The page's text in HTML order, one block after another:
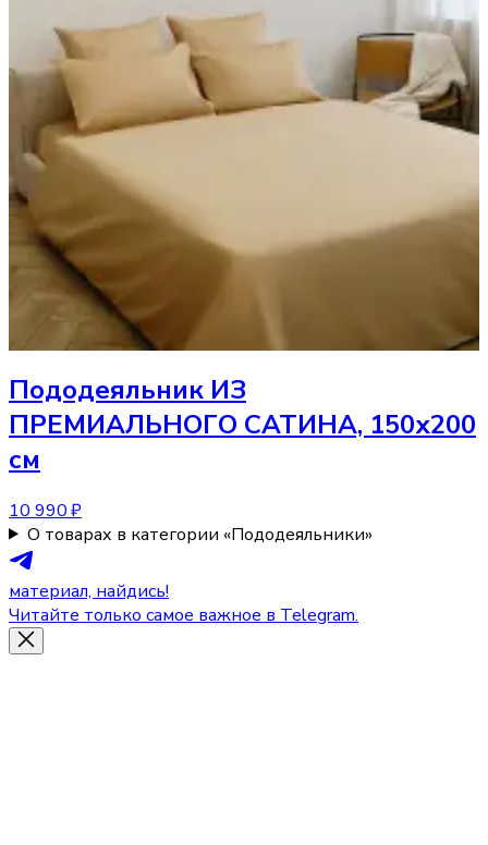
Пододеяльник ИЗ
ПРЕМИАЛЬНОГО САТИНА, 150х200
см
10 990 ₽
О товарах в категории «Пододеяльники»
материал, найдись!
Читайте только самое важное в Telegram.